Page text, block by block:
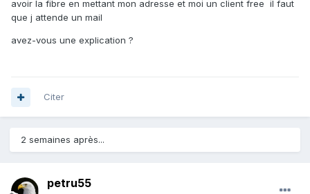
avoir la fibre en mettant mon adresse et moi un client free il faut
que j attende un mail
avez-vous une explication ?
Citer
2 semaines après...
petru55